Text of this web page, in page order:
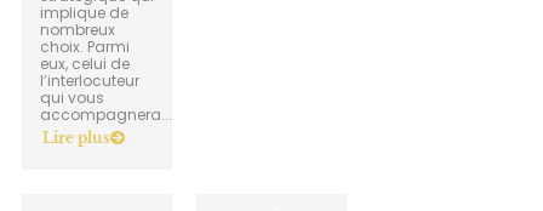
implique de
nombreux
choix. Parmi
eux, celui de
l’interlocuteur
qui vous
accompagnera...
Lire plus